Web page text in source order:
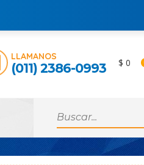
$ 0
LLAMANOS
(011) 2386-0993